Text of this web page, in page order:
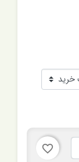
favorite_border